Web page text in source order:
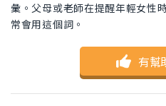
彙。父母或老師在提醒年輕女性
常會用這個詞。
有幫